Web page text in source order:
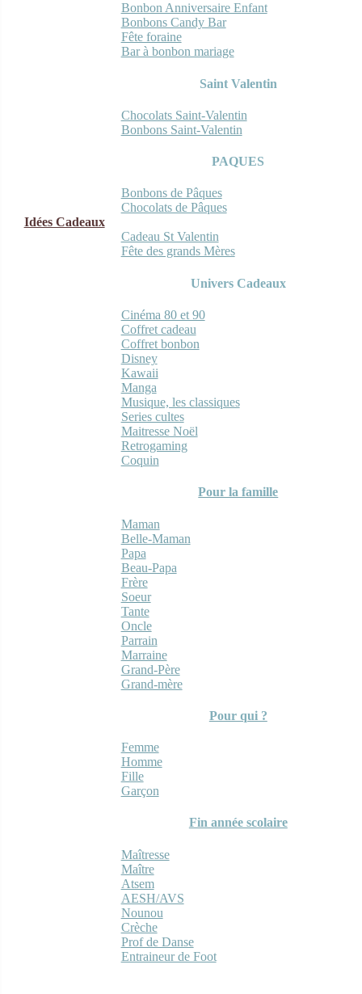
Bonbon Anniversaire Enfant
Bonbons Candy Bar
Fête foraine
Bar à bonbon mariage
Saint Valentin
Chocolats Saint-Valentin
Bonbons Saint-Valentin
PAQUES
Bonbons de Pâques
Chocolats de Pâques
Idées Cadeaux
Cadeau St Valentin
Fête des grands Mères
Univers Cadeaux
Cinéma 80 et 90
Coffret cadeau
Coffret bonbon
Disney
Kawaii
Manga
Musique, les classiques
Series cultes
Maitresse Noël
Retrogaming
Coquin
Pour la famille
Maman
Belle-Maman
Papa
Beau-Papa
Frère
Soeur
Tante
Oncle
Parrain
Marraine
Grand-Père
Grand-mère
Pour qui ?
Femme
Homme
Fille
Garçon
Fin année scolaire
Maîtresse
Maître
Atsem
AESH/AVS
Nounou
Crèche
Prof de Danse
Entraineur de Foot